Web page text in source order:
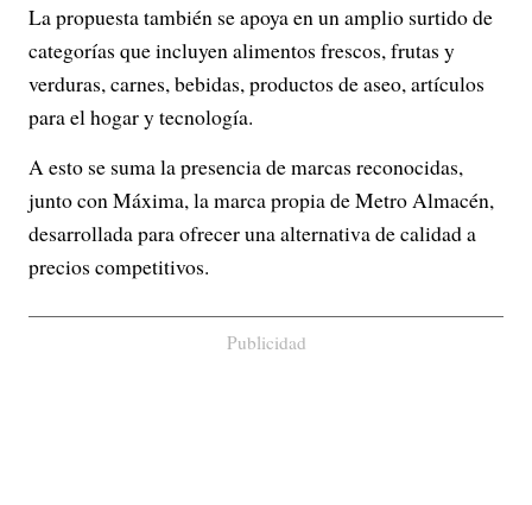
La propuesta también se apoya en un amplio surtido de
categorías que incluyen alimentos frescos, frutas y
verduras, carnes, bebidas, productos de aseo, artículos
para el hogar y tecnología.
A esto se suma la presencia de marcas reconocidas,
junto con Máxima, la marca propia de Metro Almacén,
desarrollada para ofrecer una alternativa de calidad a
precios competitivos.
Publicidad